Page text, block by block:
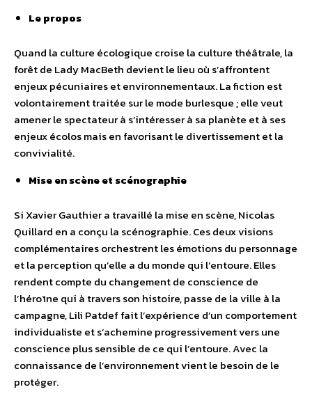
Le propos
Quand la culture écologique croise la culture théâtrale, la
forêt de Lady MacBeth devient le lieu où s’affrontent
enjeux pécuniaires et environnementaux. La fiction est
volontairement traitée sur le mode burlesque ; elle veut
amener le spectateur à s’intéresser à sa planète et à ses
enjeux écolos mais en favorisant le divertissement et la
convivialité.
Mise en scène et scénographie
Si Xavier Gauthier a travaillé la mise en scène, Nicolas
Quillard en a conçu la scénographie. Ces deux visions
complémentaires orchestrent les émotions du personnage
et la perception qu’elle a du monde qui l’entoure. Elles
rendent compte du changement de conscience de
l’héroïne qui à travers son histoire, passe de la ville à la
campagne, Lili Patdef fait l’expérience d’un comportement
individualiste et s’achemine progressivement vers une
conscience plus sensible de ce qui l’entoure. Avec la
connaissance de l’environnement vient le besoin de le
protéger.